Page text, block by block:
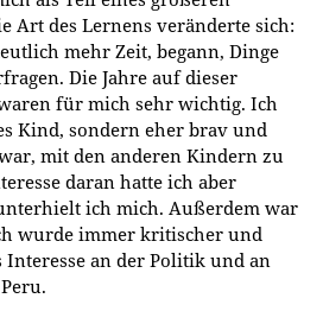
Art des Lernens veränderte sich:
mehr Zeit, begann, Dinge
Die Jahre auf dieser
für mich sehr wichtig. Ich
Kind, sondern eher brav und
mit den anderen Kindern zu
daran hatte ich aber
ich mich. Außerdem war
wurde immer kritischer und
an der Politik und an